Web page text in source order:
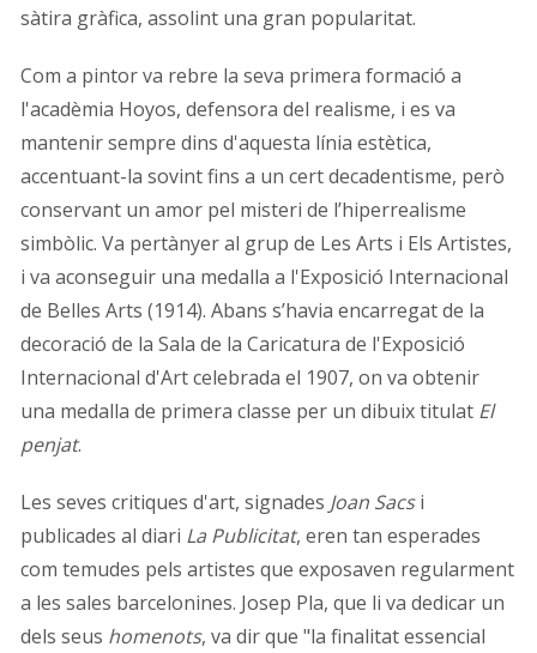
sàtira gràfica, assolint una gran popularitat.
Com a pintor va rebre la seva primera formació a
l'acadèmia Hoyos, defensora del realisme, i es va
mantenir sempre dins d'aquesta línia estètica,
accentuant-la sovint fins a un cert decadentisme, però
conservant un amor pel misteri de l’hiperrealisme
simbòlic. Va pertànyer al grup de Les Arts i Els Artistes,
i va aconseguir una medalla a l'Exposició Internacional
de Belles Arts (1914). Abans s’havia encarregat de la
decoració de la Sala de la Caricatura de l'Exposició
Internacional d'Art celebrada el 1907, on va obtenir
una medalla de primera classe per un dibuix titulat El
penjat.
Les seves critiques d'art, signades Joan Sacsi
publicades al diari La Publicitat, eren tan esperades
com temudes pels artistes que exposaven regularment
a les sales barcelonines. Josep Pla, que li va dedicar un
dels seus homenots, va dir que "la finalitat essencial